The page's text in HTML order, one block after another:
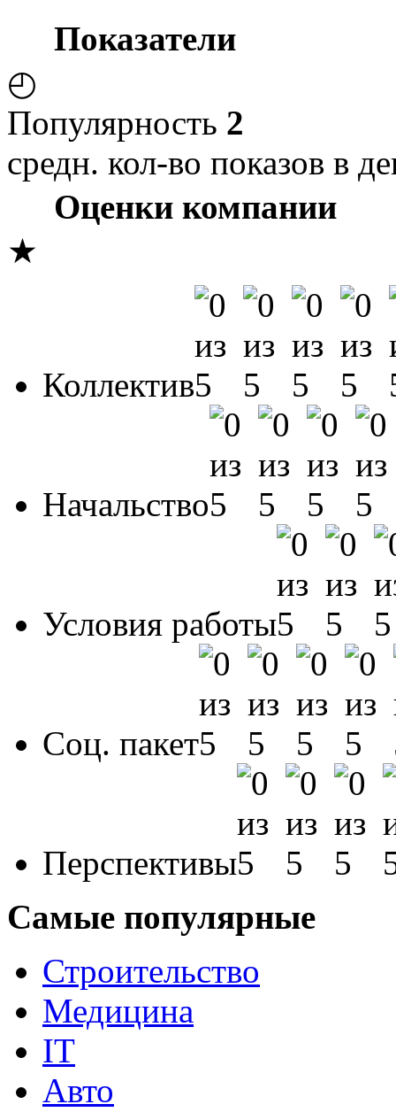
Показатели
◴
Популярность 2
средн. кол-во показов в
Оценки компании
★
Коллектив
Начальство
Условия работы
Соц. пакет
Перспективы
Самые популярные
Строительство
Медицина
IT
Авто